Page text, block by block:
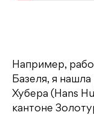
Например,
Базеля, я
Хубера (Hans
кантоне